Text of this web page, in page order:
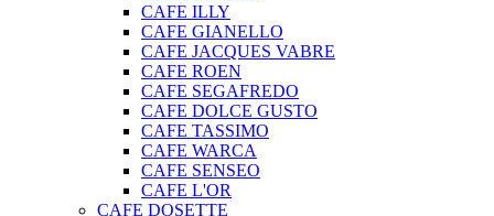
CAFE ILLY
CAFE GIANELLO
CAFE JACQUES VABRE
CAFE ROEN
CAFE SEGAFREDO
CAFE DOLCE GUSTO
CAFE TASSIMO
CAFE WARCA
CAFE SENSEO
CAFE L'OR
CAFE DOSETTE